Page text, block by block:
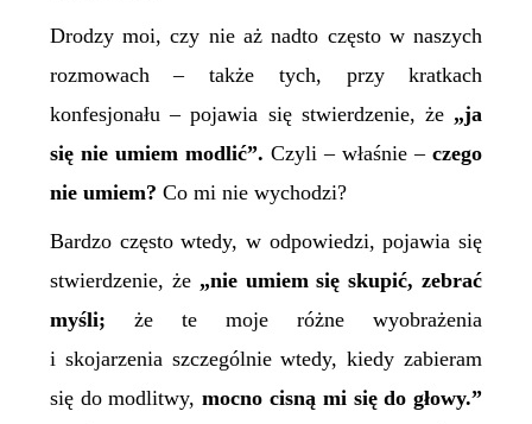
Drodzy moi, czy nie aż nadto często w naszych
rozmowach – także tych, przy kratkach
konfesjonału – pojawia się stwierdzenie, że „ja
się nie umiem modlić”. Czyli – właśnie –czego
nie umiem? Co mi nie wychodzi?
Bardzo często wtedy, w odpowiedzi, pojawia się
stwierdzenie, że„nie umiem się skupić, zebrać
myśli; że te moje różne wyobrażenia
i skojarzenia szczególnie wtedy, kiedy zabieram
się do modlitwy,mocno cisną mi się do głowy.”